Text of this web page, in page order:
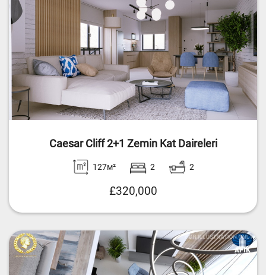
Caesar Cliff 2+1 Zemin Kat Daireleri
127м² 2 2
£320,000